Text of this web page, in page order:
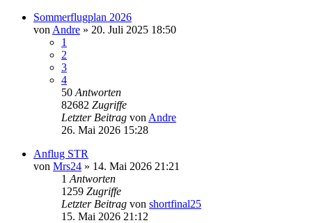
Sommerflugplan 2026
von Andre » 20. Juli 2025 18:50
1
2
3
4
50 Antworten
82682 Zugriffe
Letzter Beitrag von Andre
26. Mai 2026 15:28
Anflug STR
von Mrs24 » 14. Mai 2026 21:21
1 Antworten
1259 Zugriffe
Letzter Beitrag von shortfinal25
15. Mai 2026 21:12